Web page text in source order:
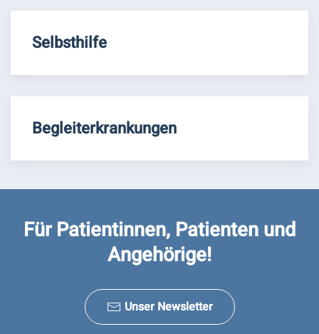
Selbsthilfe
Begleiterkrankungen
Für Patientinnen, Patienten und
Angehörige!
Unser Newsletter